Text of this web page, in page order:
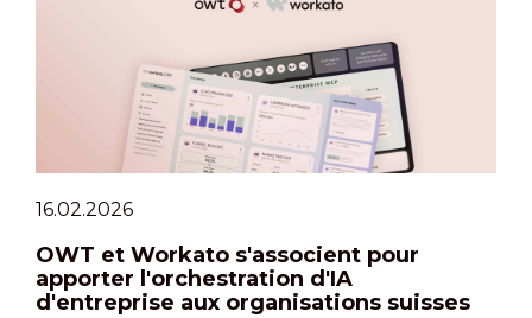
16.02.2026
OWT et Workato s'associent pour
apporter l'orchestration d'IA
d'entreprise aux organisations suisses